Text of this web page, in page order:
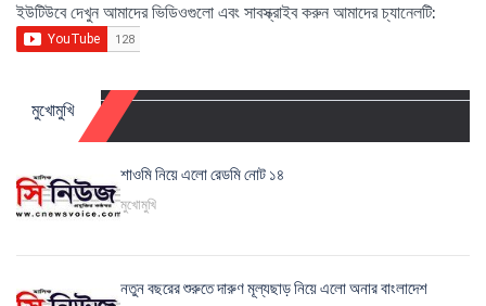
ইউটিউবে দেখুন আমাদের ভিডিওগুলো এবং সাবস্ক্রাইব করুন আমাদের চ্যানেলটি:
মুখোমুখি
শাওমি নিয়ে এলো রেডমি নোট ১৪
মুখোমুখি
নতুন বছরের শুরুতে দারুণ মূল্যছাড় নিয়ে এলো অনার বাংলাদেশ